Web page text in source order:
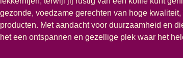
gezonde, voedzame gerechten van hoge
producten. Met aandacht voor duurzaamheid en
het een ontspannen en gezellige plek waar het